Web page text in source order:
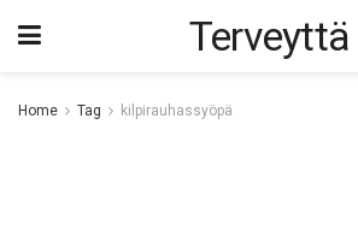
Terveyttä
Home Tag kilpirauhassyöpä